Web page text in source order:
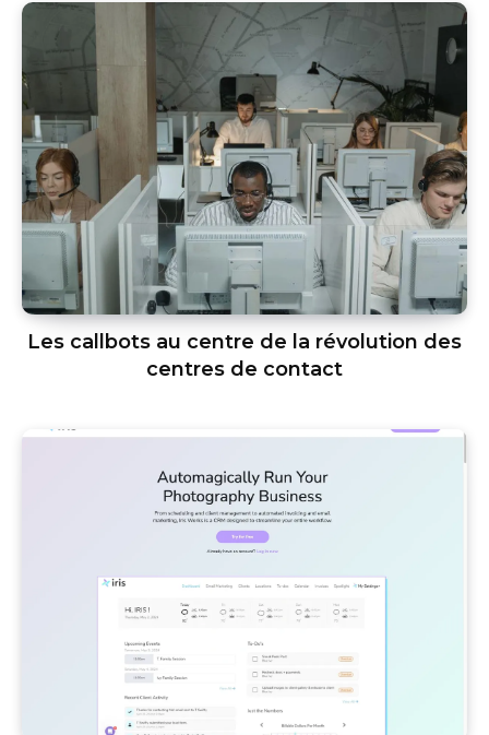
Les callbots au centre de la révolution des
centres de contact